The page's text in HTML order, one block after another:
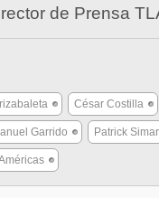
de Prensa
César Costilla
Garrido Patrick